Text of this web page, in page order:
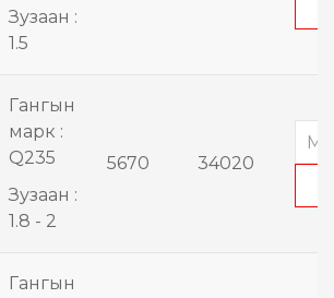
Зузаан :
1.5
Гангын
марк :
Q235
Зузаан :
1.8 - 2
5670 34020
Гангын